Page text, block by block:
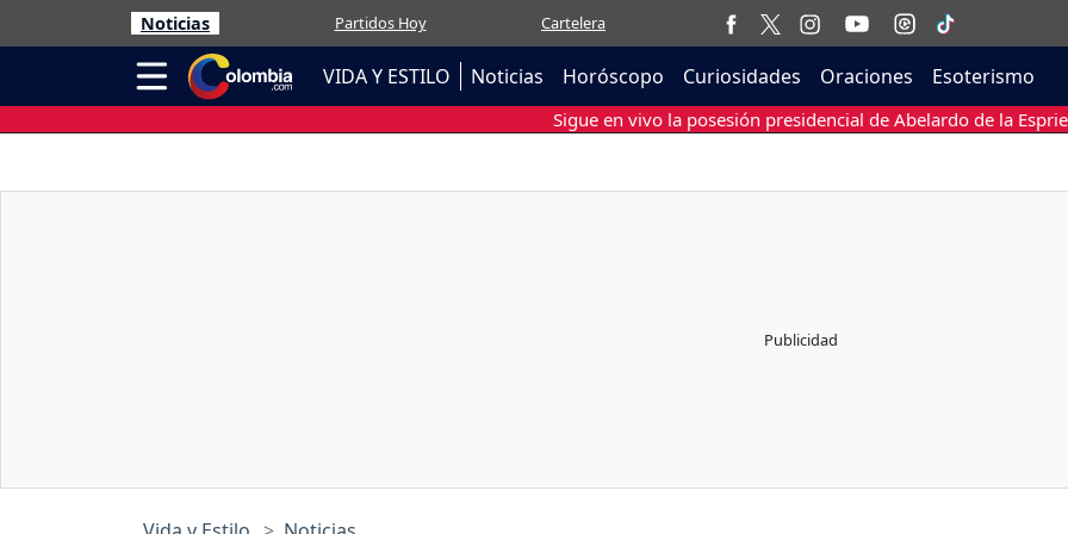
Noticias Partidos Hoy Cartelera
VIDA Y ESTILO Noticias Horóscopo Curiosidades Oraciones Esoterismo
Sigue en vivo la posesión presidencial de Abelardo de la